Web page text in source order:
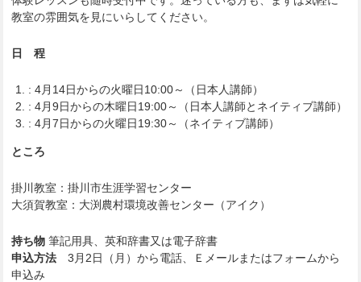
教室の雰囲気を見にいらしてください。
日 程
: 4月14日からの火曜日10:00～（日本人講師）
: 4月9日からの木曜日19:00～（日本人講師とネイティブ講師）
: 4月7日からの火曜日19:30～（ネイティブ講師）
ところ
掛川教室：掛川市生涯学習センター
大須賀教室：大渕農村環境改善センター（アイク）
持ち物 筆記用具、英和辞書又は電子辞書
申込方法 3月2日（月）から電話、Ｅメールまたはフォームから
申込み